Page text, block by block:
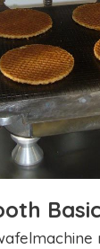
Basic